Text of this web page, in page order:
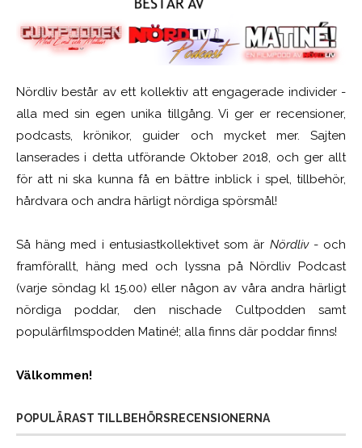
Nördliv består av ett kollektiv att engagerade individer -
alla med sin egen unika tillgång. Vi ger er recensioner,
podcasts, krönikor, guider och mycket mer. Sajten
lanserades i detta utförande Oktober 2018, och ger allt
för att ni ska kunna få en bättre inblick i spel, tillbehör,
hårdvara och andra härligt nördiga spörsmål!
Så häng med i entusiastkollektivet som är Nördliv- och
framförallt, häng med och lyssna på Nördliv Podcast
(varje söndag kl 15.00) eller någon av våra andra härligt
nördiga poddar, den nischade Cultpodden samt
populärfilmspodden Matiné!; alla finns där poddar finns!
Välkommen!
POPULÄRAST TILLBEHÖRSRECENSIONERNA